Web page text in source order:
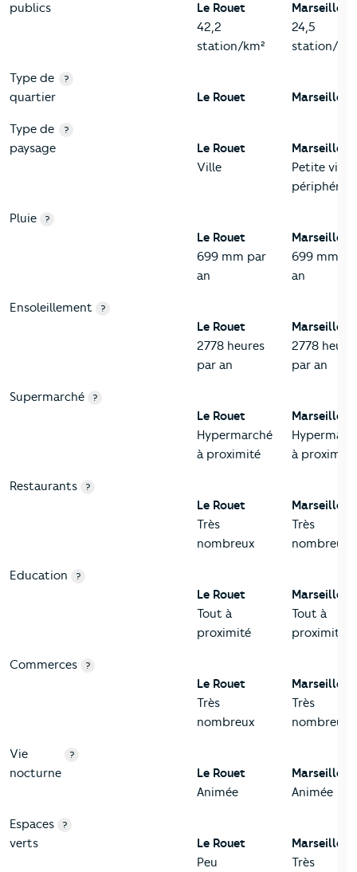
publics
Le Rouet
42,2
station/km²
Marseille 8
24,5
station/
Type de
quartier
?
Le Rouet Marseille 8
Type de
paysage
?
Le Rouet
Ville
Marseille 8
Petite ville
périphérie
Pluie ?
Le Rouet
699 mm par
an
Marseille 8
699 mm
an
Ensoleillement ?
Le Rouet
2778 heures
par an
Marseille 8
2778
par an
Supermarché ?
Le Rouet
Hypermarché
à proximité
Marseille 8
à proximité
Restaurants ?
Le Rouet
Très
nombreux
Marseille 8
Très
nombreux
Education ?
Le Rouet
Tout à
proximité
Marseille 8
Tout à
proximité
Commerces ?
Le Rouet
Très
nombreux
Marseille 8
Très
nombreux
Vie
nocturne
?
Le Rouet
Animée
Marseille 8
Animée
Espaces
verts
?
Le Rouet
Peu
Marseille 8
Très